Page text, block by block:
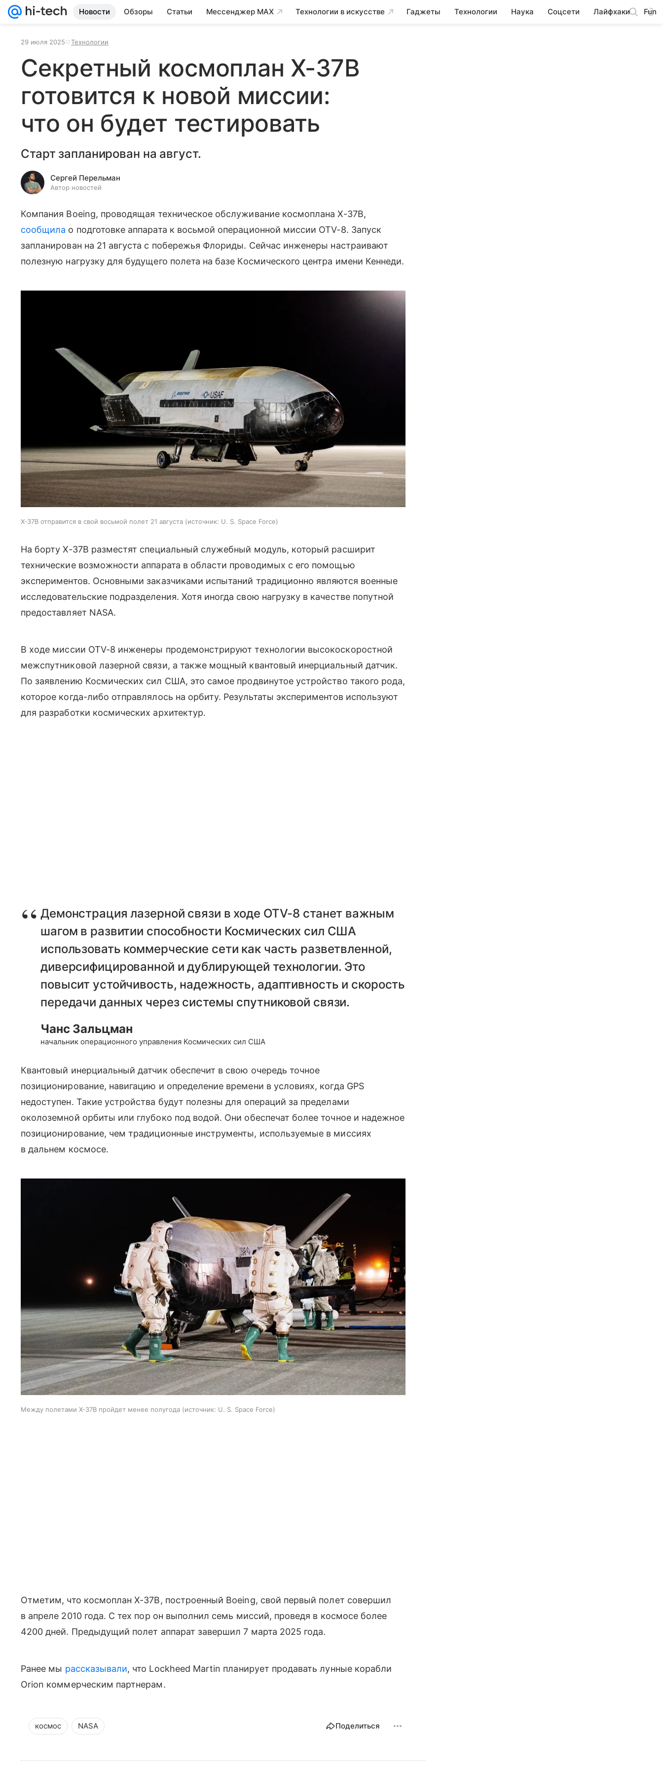
Новости Обзоры Статьи Мессенджер MAX Технологии в искусстве Гаджеты Технологии Наука Соцсети Лайфхаки Fun
29 июля 2025 Технологии
Секретный космоплан X-37B
готовится к новой миссии:
что он будет тестировать
Старт запланирован на август.
Сергей Перельман
Автор новостей
Компания Boeing, проводящая техническое обслуживание космоплана X-37B,
сообщила о подготовке аппарата к восьмой операционной миссии OTV-8. Запуск
запланирован на 21 августа с побережья Флориды. Сейчас инженеры настраивают
полезную нагрузку для будущего полета на базе Космического центра имени Кеннеди.
X-37B отправится в свой восьмой полет 21 августа источник: U. S. Space Force
На борту X-37B разместят специальный служебный модуль, который расширит
технические возможности аппарата в области проводимых с его помощью
экспериментов. Основными заказчиками испытаний традиционно являются военные
исследовательские подразделения. Хотя иногда свою нагрузку в качестве попутной
предоставляет NASA.
В ходе миссии OTV-8 инженеры продемонстрируют технологии высокоскоростной
межспутниковой лазерной связи, а также мощный квантовый инерциальный датчик.
По заявлению Космических сил США, это самое продвинутое устройство такого рода,
которое когда-либо отправлялось на орбиту. Результаты экспериментов используют
для разработки космических архитектур.
Демонстрация лазерной связи в ходе OTV-8 станет важным
шагом в развитии способности Космических сил США
использовать коммерческие сети как часть разветвленной,
диверсифицированной и дублирующей технологии. Это
повысит устойчивость, надежность, адаптивность и скорость
передачи данных через системы спутниковой связи.
Чанс Зальцман
начальник операционного управления Космических сил США
Квантовый инерциальный датчик обеспечит в свою очередь точное
позиционирование, навигацию и определение времени в условиях, когда GPS
недоступен. Такие устройства будут полезны для операций за пределами
околоземной орбиты или глубоко под водой. Они обеспечат более точное и надежное
позиционирование, чем традиционные инструменты, используемые в миссиях
в дальнем космосе.
Между полетами X-37B пройдет менее полугода источник: U. S. Space Force
Отметим, что космоплан X-37B, построенный Boeing, свой первый полет совершил
в апреле 2010 года. С тех пор он выполнил семь миссий, проведя в космосе более
4200 дней. Предыдущий полет аппарат завершил 7 марта 2025 года.
Ранее мы рассказывали, что Lockheed Martin планирует продавать лунные корабли
Orion коммерческим партнерам.
космос NASA Поделиться